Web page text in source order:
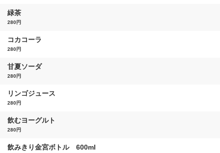
緑茶
280円
コカコーラ
280円
甘夏ソーダ
280円
リンゴジュース
280円
飲むヨーグルト
280円
飲みきり金宮ボトル 600ml